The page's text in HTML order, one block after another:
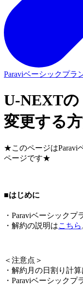
Paraviベーシックプラ
U-NEXT
変更する
★このページはParavi
ページです★
■はじめに
・Paraviベーシックプ
・解約の説明はこちら
＜ 注意点 ＞
・解約月の日割り計算
・Paraviベーシックプ